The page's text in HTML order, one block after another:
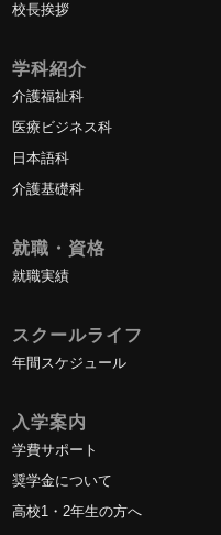
校長挨拶
学科紹介
介護福祉科
医療ビジネス科
日本語科
介護基礎科
就職・資格
就職実績
スクールライフ
年間スケジュール
入学案内
学費サポート
奨学金について
高校1・2年生の方へ